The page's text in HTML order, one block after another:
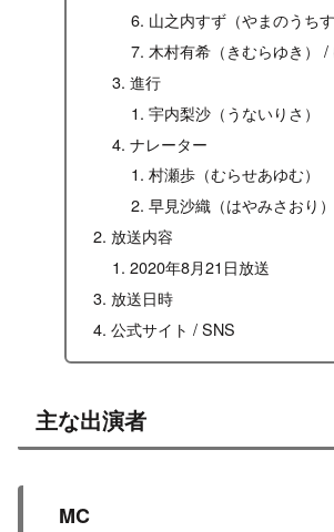
山之内すず（やまのうちす
木村有希（きむらゆき） /
進行
宇内梨沙（うないりさ）
ナレーター
村瀬歩（むらせあゆむ）
早見沙織（はやみさおり）
放送内容
2020年8月21日放送
放送日時
公式サイト / SNS
主な出演者
MC